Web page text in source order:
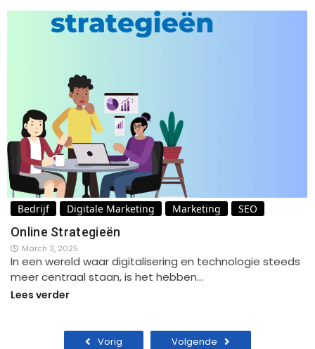
Bedrijf Digitale Marketing Marketing SEO
Online Strategieën
March 3, 2025
In een wereld waar digitalisering en technologie steeds
meer centraal staan, is het hebben…
Lees verder
Vorig Volgende